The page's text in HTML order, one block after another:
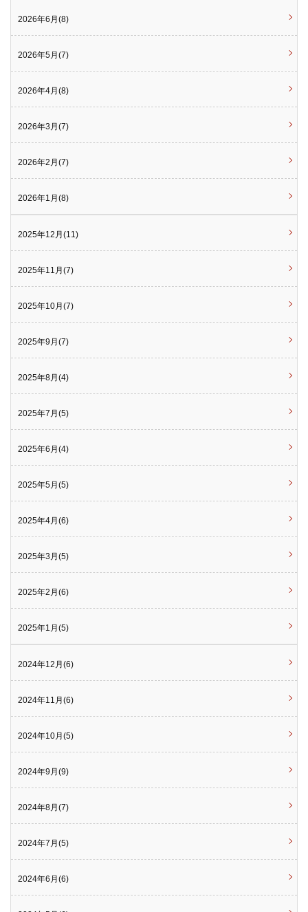
2026年6月(8)
2026年5月(7)
2026年4月(8)
2026年3月(7)
2026年2月(7)
2026年1月(8)
2025年12月(11)
2025年11月(7)
2025年10月(7)
2025年9月(7)
2025年8月(4)
2025年7月(5)
2025年6月(4)
2025年5月(5)
2025年4月(6)
2025年3月(5)
2025年2月(6)
2025年1月(5)
2024年12月(6)
2024年11月(6)
2024年10月(5)
2024年9月(9)
2024年8月(7)
2024年7月(5)
2024年6月(6)